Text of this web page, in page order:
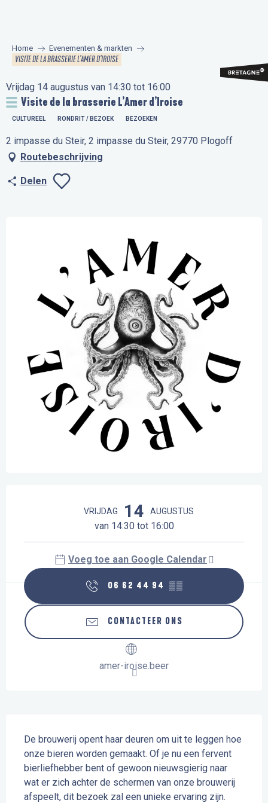
principal
Home Evenementen & markten
VISITE DE LA BRASSERIE L’AMER D’IROISE
Vrijdag 14 augustus van 14:30 tot 16:00
Visite de la brasserie L’Amer d’Iroise
CULTUREEL RONDRIT / BEZOEK BEZOEKEN
2 impasse du Steir, 2 impasse du Steir, 29770 Plogoff
Routebeschrijving
Delen
VRIJDAG 14 AUGUSTUS
van 14:30 tot 16:00
Voeg toe aan Google Calendar
06 62 44 94 ▒▒
CONTACTEER ONS
amer-iroise.beer
De brouwerij opent haar deuren om uit te leggen hoe
onze bieren worden gemaakt. Of je nu een fervent
bierliefhebber bent of gewoon nieuwsgierig naar
wat er zich achter de schermen van onze brouwerij
afspeelt, dit bezoek zal een unieke ervaring zijn.